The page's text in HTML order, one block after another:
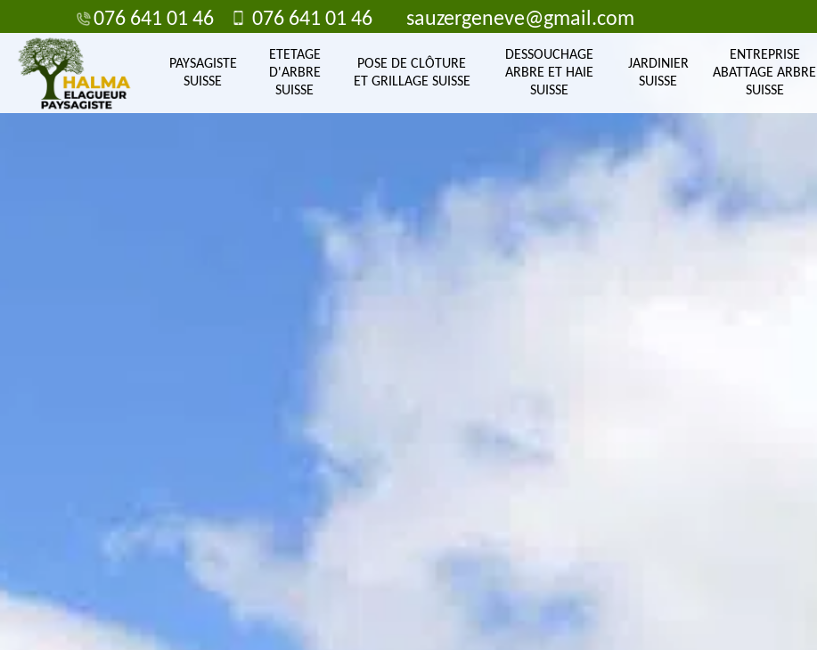
076 641 01 46 076 641 01 46 sauzergeneve@gmail.com
PAYSAGISTE
SUISSE
ETETAGE
D'ARBRE
SUISSE
POSE DE CLÔTURE
ET GRILLAGE SUISSE
DESSOUCHAGE
ARBRE ET HAIE
SUISSE
JARDINIER
SUISSE
ENTREPRISE
ABATTAGE ARBRE
SUISSE